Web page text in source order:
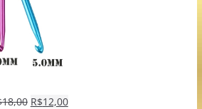
18,00 R$12,00